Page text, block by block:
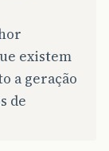
existem
a geração
de